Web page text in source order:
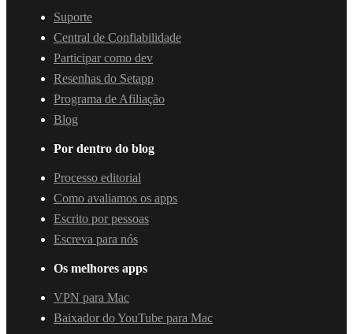
Suporte
Central de Confiabilidade
Participar como dev
Resenhas do Setapp
Programa de Afiliação
Blog
Por dentro do blog
Processo editorial
Como avaliamos os apps
Escrito por pessoas
Escreva para nós
Os melhores apps
VPN para Mac
Baixador do YouTube para Mac